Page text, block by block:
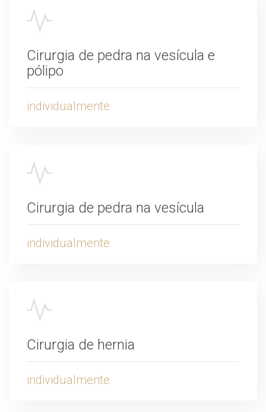
Cirurgia de pedra na vesícula e
pólipo
individualmente
Cirurgia de pedra na vesícula
individualmente
Cirurgia de hernia
individualmente